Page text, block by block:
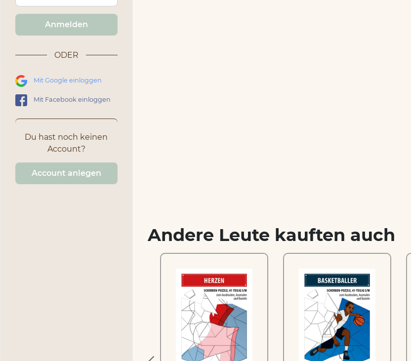
Anmelden
ODER
Mit Google einloggen
Mit Facebook einloggen
Du hast noch keinen
Account?
Account anlegen
Andere Leute kauften auch